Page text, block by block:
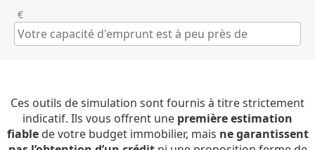
€
Ces outils de simulation sont fournis à titre strictement
indicatif. Ils vous offrent une première estimation
fiablede votre budget immobilier, mais ne garantissent